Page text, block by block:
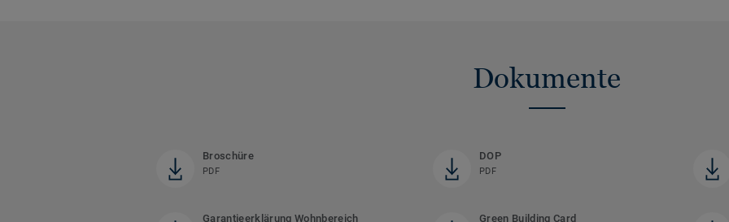
Dokumente
Broschüre
PDF
DOP
PDF
Garantieerklärung Wohnbereich Green Building Card